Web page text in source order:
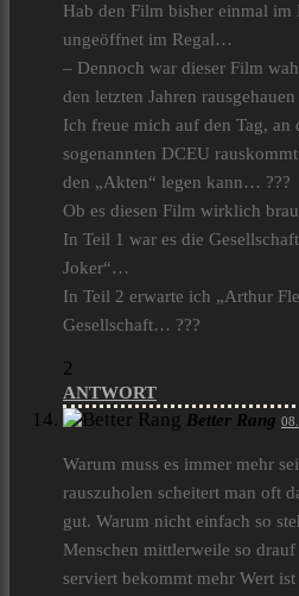
Hab den Film bisher einmal
ungeöffnet im Regal…
– Dennoch war dieser Film
den letzten Jahren
Ich freue mich auf den Tag, an
sogenannten DCEU
den „Akten“ legen kann… ???
Ob es diesen Film wirklich
In Teil 1 war es die
Joker“…
In Teil 2 erwarte ich „Arthur
Gesellschaft… ???
2
ANTWORT
Better Rang
Warum muss es immer mehr
rauszuholen scheitert man oft
gut. Warum nicht einfach so
Menschen mittlerweile so drauf
serviert bekommt mehr Wert